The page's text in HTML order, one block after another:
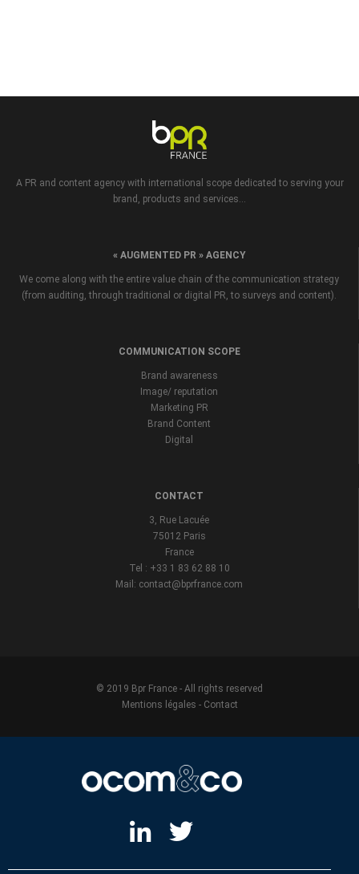
A PR and content agency with international scope dedicated to serving your
brand, products and services...
« AUGMENTED PR » AGENCY
We come along with the entire value chain of the communication strategy
(from auditing, through traditional or digital PR, to surveys and content).
COMMUNICATION SCOPE
Brand awareness
Image/ reputation
Marketing PR
Brand Content
Digital
CONTACT
3, Rue Lacuée
75012 Paris
France
Tel : +33 1 83 62 88 10
Mail: contact@bprfrance.com
© 2019 Bpr France - All rights reserved
Mentions légales - Contact